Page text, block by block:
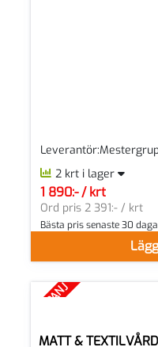
2 krt i lager
1 890:- / krt
SEK per KRT
Ord pris 2 391:- / krt
Bästa pris senaste 30
KAMPANJ
MATT &